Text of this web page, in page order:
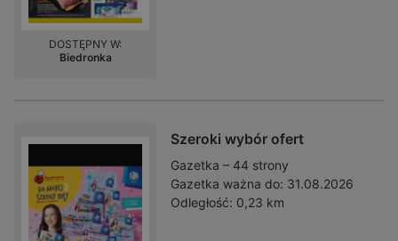
DOSTĘPNY W:
Biedronka
Szeroki wybór ofert
Gazetka – 44 strony
Gazetka ważna do: 31.08.2026
Odległość: 0,23 km